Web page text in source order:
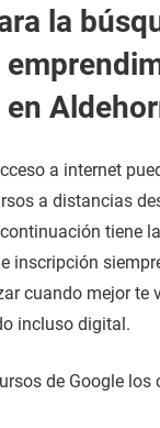
la
a internet
a distancias
tiene
inscripción
cuando mejor te
incluso digital.
de Google los